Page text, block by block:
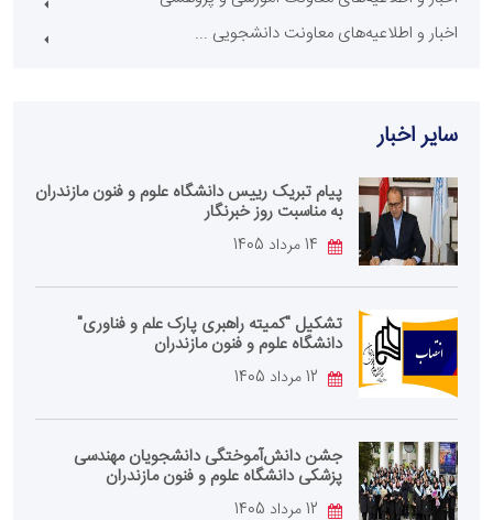
اخبار و اطلاعیه‌های معاونت دانشجویی ...
سایر اخبار
پیام تبریک رییس دانشگاه علوم و فنون مازندران
به مناسبت روز خبرنگار
تشکیل "کمیته راهبری پارک علم و فناوری"
دانشگاه علوم و فنون مازندران
جشن دانش‌آموختگی دانشجویان مهندسی
پزشکی دانشگاه علوم و فنون مازندران